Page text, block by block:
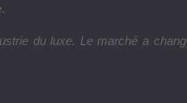
du luxe. Le marché a